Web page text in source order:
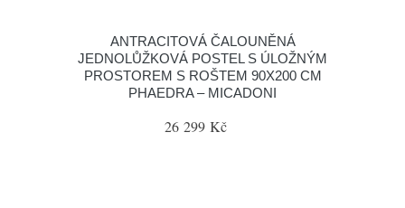
ANTRACITOVÁ ČALOUNĚNÁ
JEDNOLŮŽKOVÁ POSTEL S ÚLOŽNÝM
PROSTOREM S ROŠTEM 90X200 CM
PHAEDRA – MICADONI
26 299 Kč